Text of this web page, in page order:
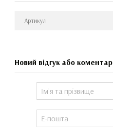
Артикул
Новий відгук або коментар